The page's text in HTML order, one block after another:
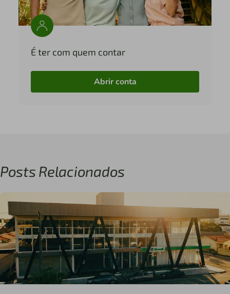
É ter com quem contar
Abrir conta
Posts Relacionados